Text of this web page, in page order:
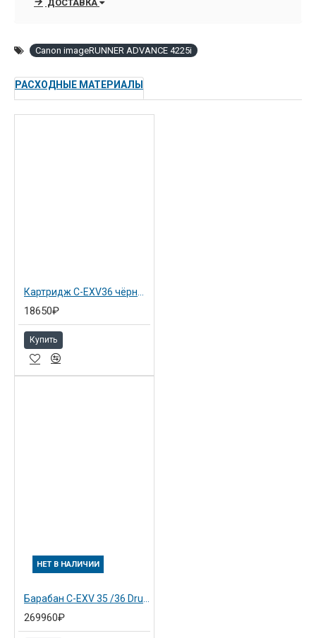
ДОСТАВКА
Canon imageRUNNER ADVANCE 4225i
РАСХОДНЫЕ МАТЕРИАЛЫ
18650₽
Купить
НЕТ В НАЛИЧИИ
269960₽